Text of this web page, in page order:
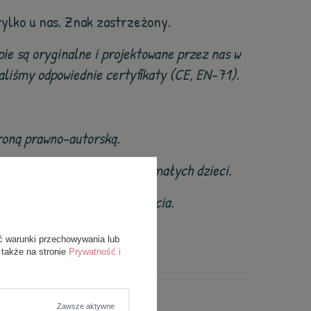
u nas. Znak zastrzeżony.
są oryginalne i projektowane przez nas w
odpowiednie certyfikaty (CE, EN-71).
prawno-autorską.
dla niemowląt i małych dzieci.
uszkodzenia lub zużycia.
warunki przechowywania lub
na stronie Prywatność i
Zawsze aktywne